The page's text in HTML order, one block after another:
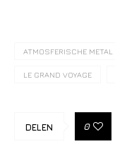
ATMOSFERISCHE METAL
LE GRAND VOYAGE
DELEN 0